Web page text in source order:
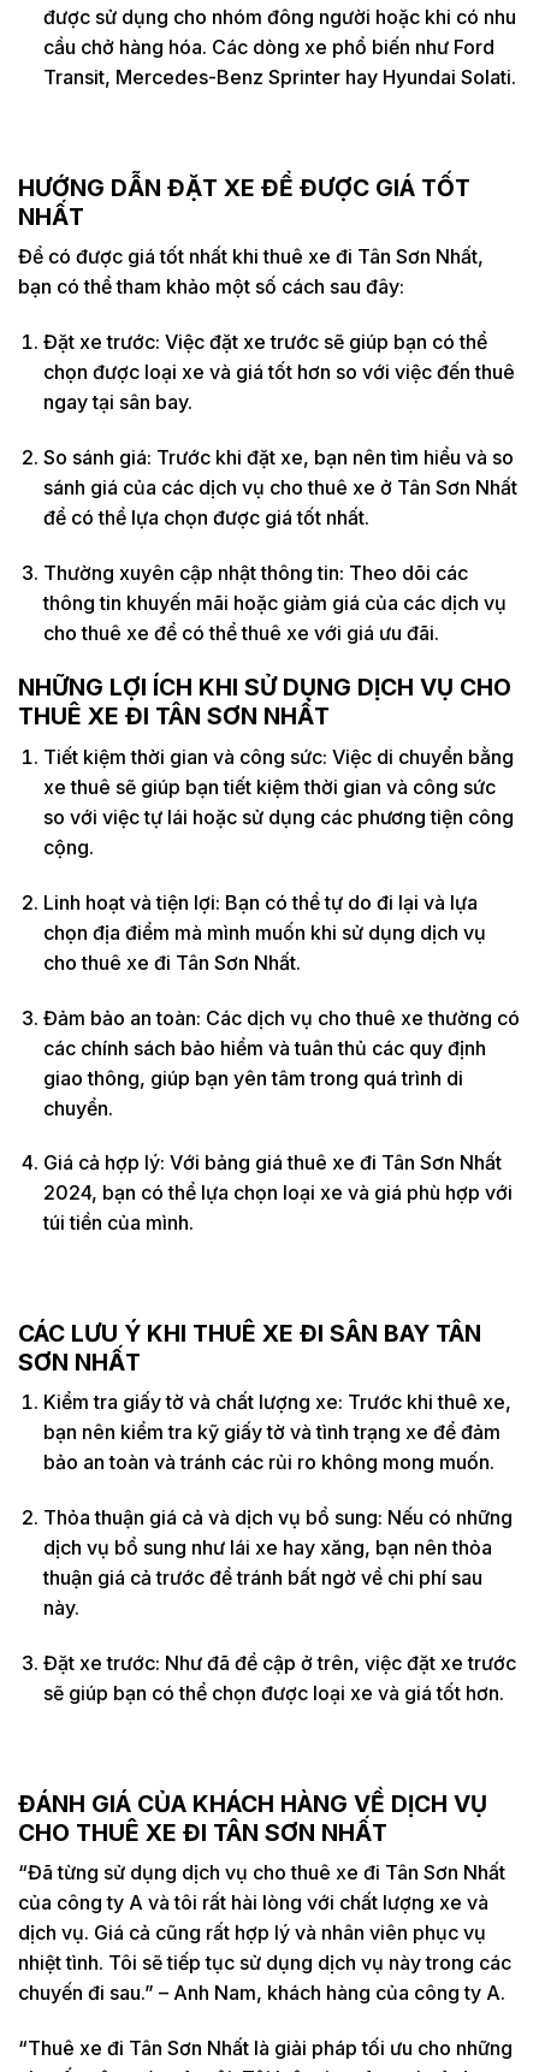
được sử dụng cho nhóm đông người hoặc khi có nhu
cầu chở hàng hóa. Các dòng xe phổ biến như Ford
Transit, Mercedes-Benz Sprinter hay Hyundai Solati.
HƯỚNG DẪN ĐẶT XE ĐỂ ĐƯỢC GIÁ TỐT
NHẤT
Để có được giá tốt nhất khi thuê xe đi Tân Sơn Nhất,
bạn có thể tham khảo một số cách sau đây:
Đặt xe trước: Việc đặt xe trước sẽ giúp bạn có thể
chọn được loại xe và giá tốt hơn so với việc đến thuê
ngay tại sân bay.
So sánh giá: Trước khi đặt xe, bạn nên tìm hiểu và so
sánh giá của các dịch vụ cho thuê xe ở Tân Sơn Nhất
để có thể lựa chọn được giá tốt nhất.
Thường xuyên cập nhật thông tin: Theo dõi các
thông tin khuyến mãi hoặc giảm giá của các dịch vụ
cho thuê xe để có thể thuê xe với giá ưu đãi.
NHỮNG LỢI ÍCH KHI SỬ DỤNG DỊCH VỤ CHO
THUÊ XE ĐI TÂN SƠN NHẤT
Tiết kiệm thời gian và công sức: Việc di chuyển bằng
xe thuê sẽ giúp bạn tiết kiệm thời gian và công sức
so với việc tự lái hoặc sử dụng các phương tiện công
cộng.
Linh hoạt và tiện lợi: Bạn có thể tự do đi lại và lựa
chọn địa điểm mà mình muốn khi sử dụng dịch vụ
cho thuê xe đi Tân Sơn Nhất.
Đảm bảo an toàn: Các dịch vụ cho thuê xe thường có
các chính sách bảo hiểm và tuân thủ các quy định
giao thông, giúp bạn yên tâm trong quá trình di
chuyển.
Giá cả hợp lý: Với bảng giá thuê xe đi Tân Sơn Nhất
2024, bạn có thể lựa chọn loại xe và giá phù hợp với
túi tiền của mình.
CÁC LƯU Ý KHI THUÊ XE ĐI SÂN BAY TÂN
SƠN NHẤT
Kiểm tra giấy tờ và chất lượng xe: Trước khi thuê xe,
bạn nên kiểm tra kỹ giấy tờ và tình trạng xe để đảm
bảo an toàn và tránh các rủi ro không mong muốn.
Thỏa thuận giá cả và dịch vụ bổ sung: Nếu có những
dịch vụ bổ sung như lái xe hay xăng, bạn nên thỏa
thuận giá cả trước để tránh bất ngờ về chi phí sau
này.
Đặt xe trước: Như đã đề cập ở trên, việc đặt xe trước
sẽ giúp bạn có thể chọn được loại xe và giá tốt hơn.
ĐÁNH GIÁ CỦA KHÁCH HÀNG VỀ DỊCH VỤ
CHO THUÊ XE ĐI TÂN SƠN NHẤT
“Đã từng sử dụng dịch vụ cho thuê xe đi Tân Sơn Nhất
của công ty A và tôi rất hài lòng với chất lượng xe và
dịch vụ. Giá cả cũng rất hợp lý và nhân viên phục vụ
nhiệt tình. Tôi sẽ tiếp tục sử dụng dịch vụ này trong các
chuyến đi sau.” – Anh Nam, khách hàng của công ty A.
“Thuê xe đi Tân Sơn Nhất là giải pháp tối ưu cho những